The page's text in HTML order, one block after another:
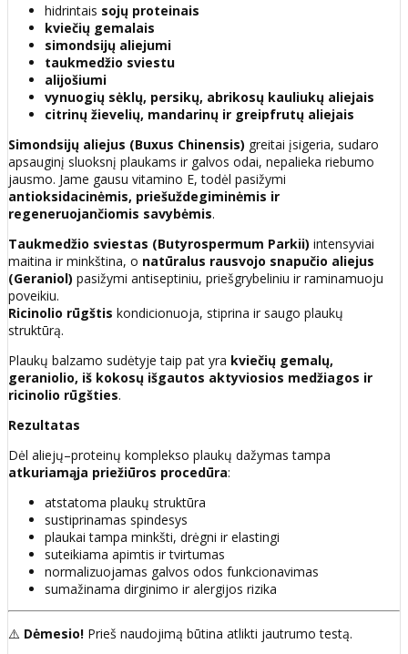
hidrintais sojų proteinais
kviečių gemalais
simondsijų aliejumi
taukmedžio sviestu
alijošiumi
vynuogių sėklų, persikų, abrikosų kauliukų aliejais
citrinų žievelių, mandarinų ir greipfrutų aliejais
Simondsijų aliejus (Buxus Chinensis) greitai įsigeria, sudaro
apsauginį sluoksnį plaukams ir galvos odai, nepalieka riebumo
jausmo. Jame gausu vitamino E, todėl pasižymi
antioksidacinėmis, priešuždegiminėmis ir
regeneruojančiomis savybėmis.
Taukmedžio sviestas (Butyrospermum Parkii) intensyviai
maitina ir minkština, o natūralus rausvojo snapučio aliejus
(Geraniol) pasižymi antiseptiniu, priešgrybeliniu ir raminamuoju
poveikiu.
Ricinolio rūgštis kondicionuoja, stiprina ir saugo plaukų
struktūrą.
Plaukų balzamo sudėtyje taip pat yra kviečių gemalų,
geraniolio, iš kokosų išgautos aktyviosios medžiagos ir
ricinolio rūgšties.
Rezultatas
Dėl aliejų–proteinų komplekso plaukų dažymas tampa
atkuriamąja priežiūros procedūra:
atstatoma plaukų struktūra
sustiprinamas spindesys
plaukai tampa minkšti, drėgni ir elastingi
suteikiama apimtis ir tvirtumas
normalizuojamas galvos odos funkcionavimas
sumažinama dirginimo ir alergijos rizika
⚠️ Dėmesio! Prieš naudojimą būtina atlikti jautrumo testą.